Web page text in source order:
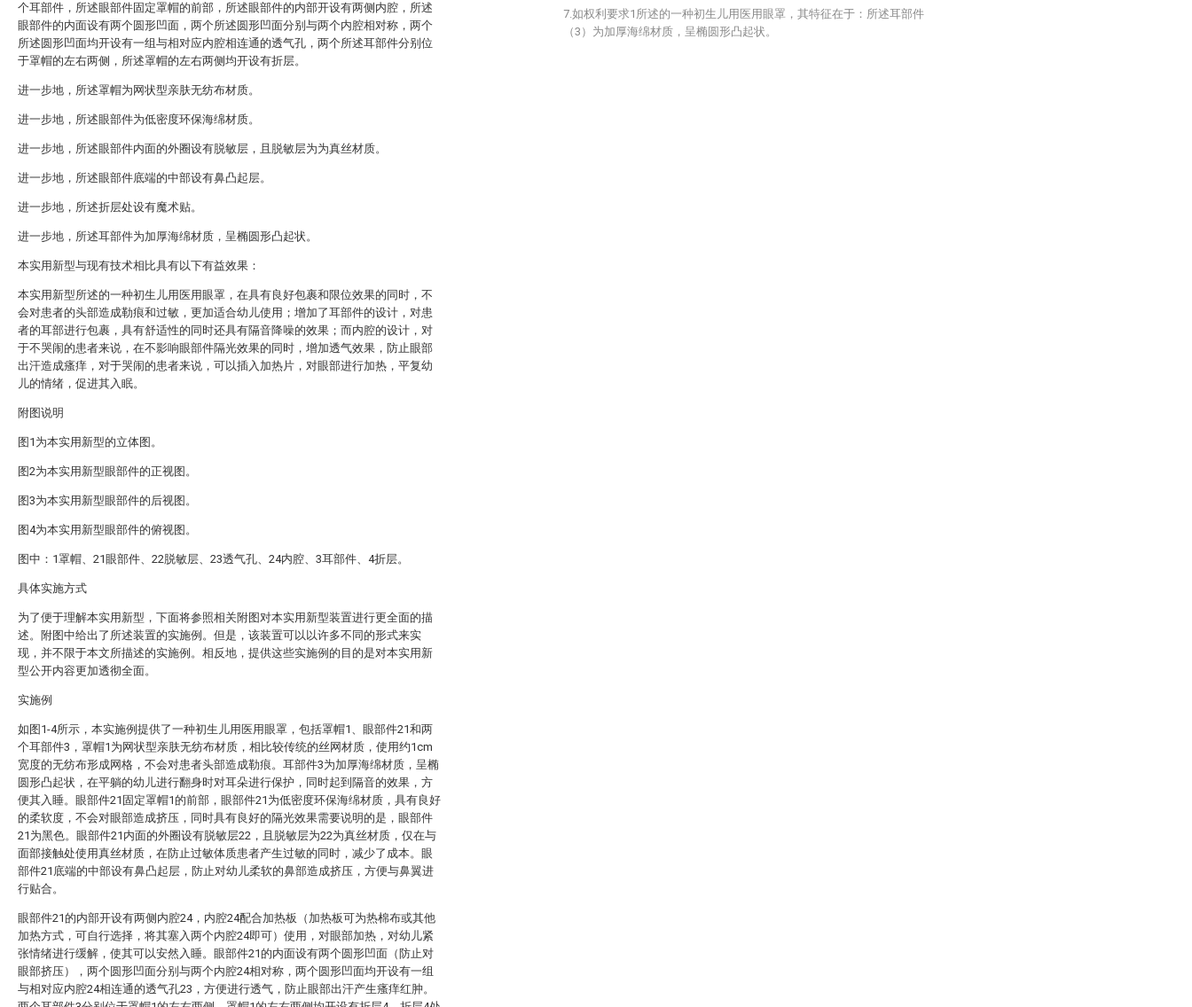
个耳部件，所述眼部件固定罩帽的前部，所述眼部件的内部开设有两侧内腔，所述
眼部件的内面设有两个圆形凹面，两个所述圆形凹面分别与两个内腔相对称，两个
所述圆形凹面均开设有一组与相对应内腔相连通的透气孔，两个所述耳部件分别位
于罩帽的左右两侧，所述罩帽的左右两侧均开设有折层。
进一步地，所述罩帽为网状型亲肤无纺布材质。
进一步地，所述眼部件为低密度环保海绵材质。
进一步地，所述眼部件内面的外圈设有脱敏层，且脱敏层为为真丝材质。
进一步地，所述眼部件底端的中部设有鼻凸起层。
进一步地，所述折层处设有魔术贴。
进一步地，所述耳部件为加厚海绵材质，呈椭圆形凸起状。
本实用新型与现有技术相比具有以下有益效果：
本实用新型所述的一种初生儿用医用眼罩，在具有良好包裹和限位效果的同时，不
会对患者的头部造成勒痕和过敏，更加适合幼儿使用；增加了耳部件的设计，对患
者的耳部进行包裹，具有舒适性的同时还具有隔音降噪的效果；而内腔的设计，对
于不哭闹的患者来说，在不影响眼部件隔光效果的同时，增加透气效果，防止眼部
出汗造成瘙痒，对于哭闹的患者来说，可以插入加热片，对眼部进行加热，平复幼
儿的情绪，促进其入眠。
附图说明
图1为本实用新型的立体图。
图2为本实用新型眼部件的正视图。
图3为本实用新型眼部件的后视图。
图4为本实用新型眼部件的俯视图。
图中：1罩帽、21眼部件、22脱敏层、23透气孔、24内腔、3耳部件、4折层。
具体实施方式
为了便于理解本实用新型，下面将参照相关附图对本实用新型装置进行更全面的描
述。附图中给出了所述装置的实施例。但是，该装置可以以许多不同的形式来实
现，并不限于本文所描述的实施例。相反地，提供这些实施例的目的是对本实用新
型公开内容更加透彻全面。
实施例
如图1-4所示，本实施例提供了一种初生儿用医用眼罩，包括罩帽1、眼部件21和两
个耳部件3，罩帽1为网状型亲肤无纺布材质，相比较传统的丝网材质，使用约1cm
宽度的无纺布形成网格，不会对患者头部造成勒痕。耳部件3为加厚海绵材质，呈椭
圆形凸起状，在平躺的幼儿进行翻身时对耳朵进行保护，同时起到隔音的效果，方
便其入睡。眼部件21固定罩帽1的前部，眼部件21为低密度环保海绵材质，具有良好
的柔软度，不会对眼部造成挤压，同时具有良好的隔光效果需要说明的是，眼部件
21为黑色。眼部件21内面的外圈设有脱敏层22，且脱敏层为22为真丝材质，仅在与
面部接触处使用真丝材质，在防止过敏体质患者产生过敏的同时，减少了成本。眼
部件21底端的中部设有鼻凸起层，防止对幼儿柔软的鼻部造成挤压，方便与鼻翼进
行贴合。
眼部件21的内部开设有两侧内腔24，内腔24配合加热板（加热板可为热棉布或其他
加热方式，可自行选择，将其塞入两个内腔24即可）使用，对眼部加热，对幼儿紧
张情绪进行缓解，使其可以安然入睡。眼部件21的内面设有两个圆形凹面（防止对
眼部挤压），两个圆形凹面分别与两个内腔24相对称，两个圆形凹面均开设有一组
与相对应内腔24相连通的透气孔23，方便进行透气，防止眼部出汗产生瘙痒红肿。
7.如权利要求1所述的一种初生儿用医用眼罩，其特征在于：所述耳部件
（3）为加厚海绵材质，呈椭圆形凸起状。